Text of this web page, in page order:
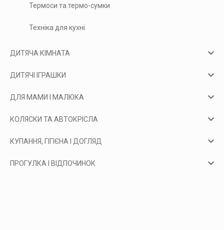
Термоси та термо-сумки
Техніка для кухні
ДИТЯЧА КІМНАТА
ДИТЯЧІ ІГРАШКИ
ДЛЯ МАМИ І МАЛЮКА
КОЛЯСКИ ТА АВТОКРІСЛА
КУПАННЯ, ГІГІЄНА І ДОГЛЯД
ПРОГУЛКА І ВІДПОЧИНОК